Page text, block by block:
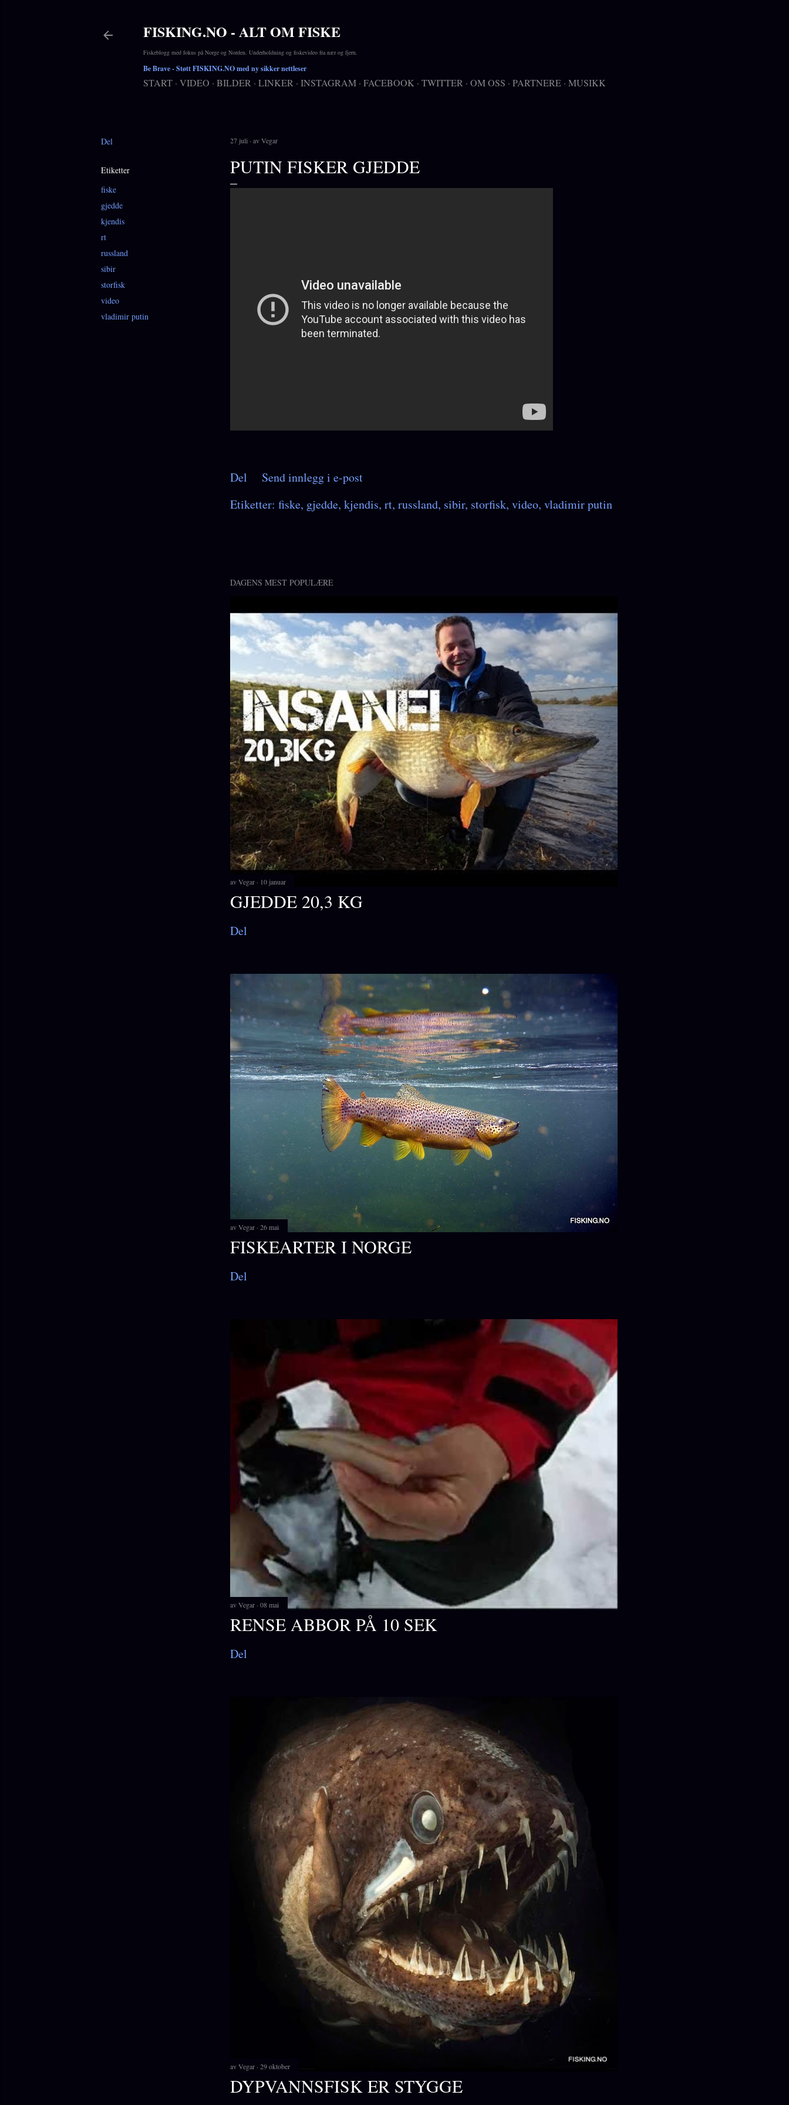
FISKING.NO - ALT OM FISKE
Fiskeblogg med fokus på Norge og Norden. Underholdning og fiskevideo fra nær og fjern.
Be Brave- Støtt FISKING.NO med ny sikker nettleser
START VIDEO BILDER LINKER INSTAGRAM FACEBOOK TWITTER OM OSS PARTNERE MUSIKK
Del
Etiketter
fiske
gjedde
kjendis
rt
russland
sibir
storfisk
video
vladimir putin
27 juli avVegar
PUTIN FISKER GJEDDE
Del
Send innlegg i e-post
Etiketter: fiske gjedde kjendis rt russland sibir storfisk video vladimir putin
DAGENS MEST POPULÆRE
avVegar 10 januar
GJEDDE 20,3 KG
Del
avVegar 26 mai
FISKEARTER I NORGE
Del
avVegar 08 mai
RENSE ABBOR PÅ 10 SEK
Del
avVegar 29 oktober
DYPVANNSFISK ER STYGGE